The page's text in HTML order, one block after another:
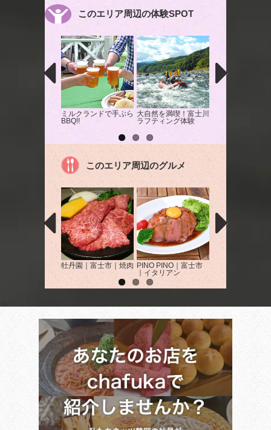
このエリア周辺の体験SPOT
ミルクランドで手ぶら
BBQ!!
大自然を満喫！富士川
ラフティング体験
このエリア周辺のグルメ
牡丹園｜富士市｜焼肉 PINO PINO｜富士市
｜イタリアン
市｜居酒屋